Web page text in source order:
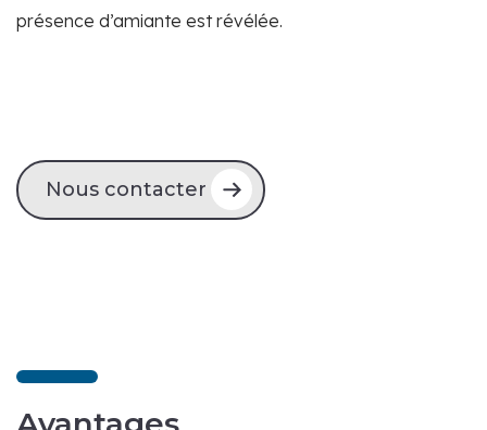
présence d’amiante est révélée.
Nous contacter